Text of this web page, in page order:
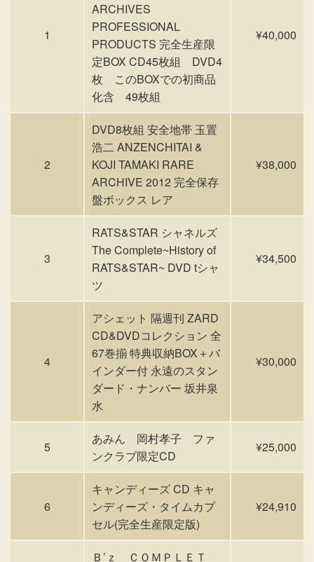
1
ARCHIVES
PROFESSIONAL
PRODUCTS 完全生産限
定BOX CD45枚組 DVD4
枚 このBOXでの初商品
化含 49枚組
¥40,000
2
DVD8枚組 安全地帯 玉置
浩二 ANZENCHITAI &
KOJI TAMAKI RARE
ARCHIVE 2012 完全保存
盤ボックス レア
¥38,000
3
RATS&STAR シャネルズ
The Complete~History of
RATS&STAR~ DVD tシャ
ツ
¥34,500
4
アシェット 隔週刊 ZARD
CD&DVDコレクション 全
67巻揃 特典収納BOX＋バ
インダー付 永遠のスタン
ダード・ナンバー 坂井泉
水
¥30,000
5
あみん 岡村孝子 ファ
ンクラブ限定CD
¥25,000
6
キャンディーズ CD キャ
ンディーズ・タイムカプ
セル(完全生産限定版)
¥24,910
Ｂ’ｚ ＣＯＭＰＬＥＴ